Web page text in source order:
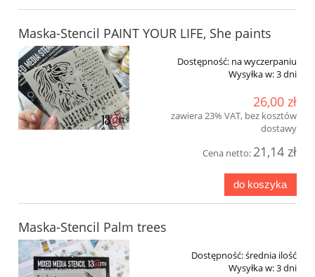
Maska-Stencil PAINT YOUR LIFE, She paints
Dostępność: na wyczerpaniu
Wysyłka w:3 dni
26,00 zł
zawiera 23% VAT, bez kosztów
dostawy
Cena netto: 21,14 zł
do koszyka
Maska-Stencil Palm trees
Dostępność:średnia ilość
Wysyłka w:3 dni